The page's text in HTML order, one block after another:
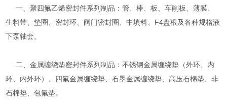
一、聚四氟乙烯密封件系列制品：管、棒、板、车削板、薄膜、
生料带、垫圈、密封环、阀门密封圈、中填料、F4盘根及各种规格液
下泵轴套。
二、金属缠绕垫密封件系列制品：不锈钢金属缠绕垫（外环、内
环、内外环）、四氟金属缠绕垫、石墨金属缠绕垫、高压石棉垫、非
石棉垫、包氟垫。